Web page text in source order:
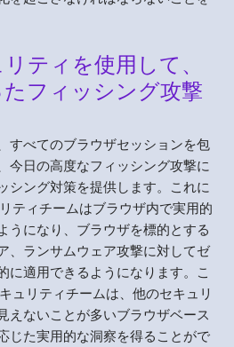
ティを使用して、
フィッシング攻撃
すべてのブラウザセッションを包
今日の高度なフィッシング攻撃に
シング対策を提供します。これに
ティチームはブラウザ内で実用的
うになり、ブラウザを標的とする
、ランサムウェア攻撃に対してゼ
に適用できるようになります。こ
ュリティチームは、他のセキュリ
えないことが多いブラウザベース
じた実用的な洞察を得ることがで